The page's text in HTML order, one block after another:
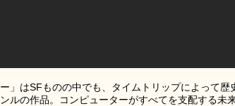
ー」はSFものの中でも、タイムトリップによって
ルの作品。コンピューターがすべてを支配する未